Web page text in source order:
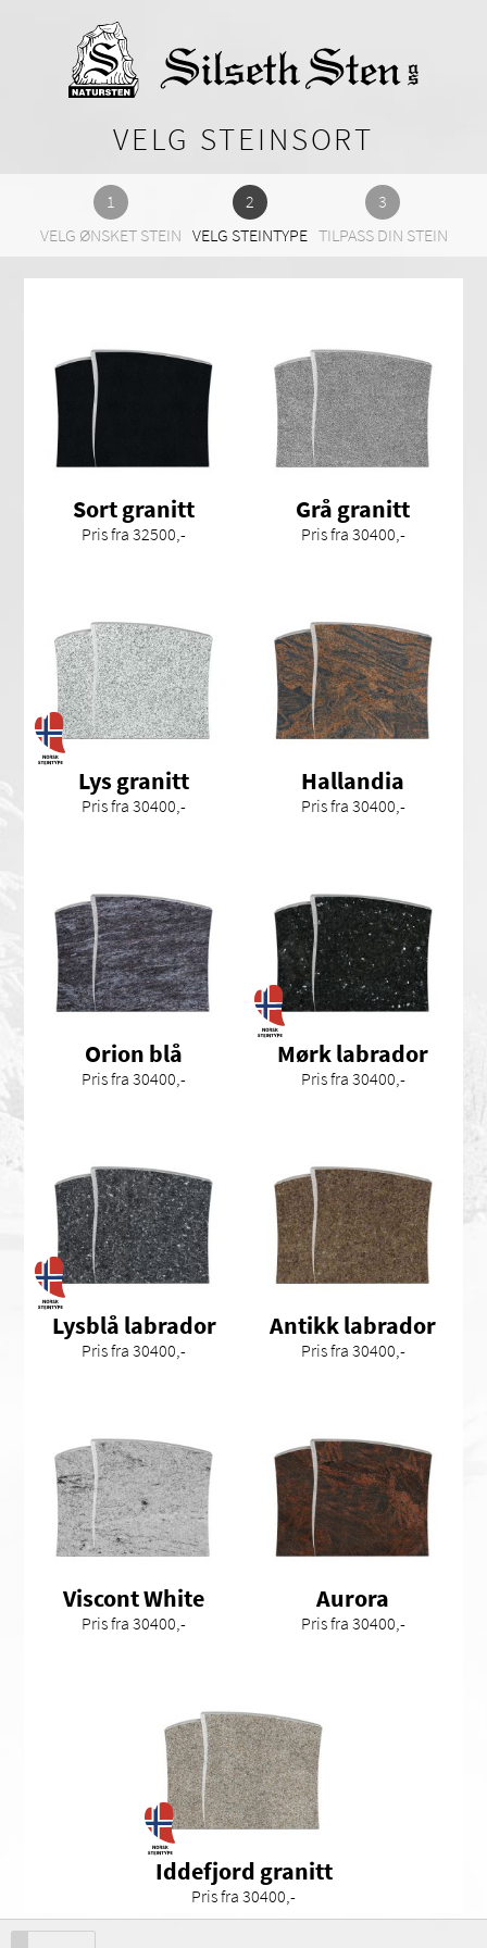
VELG STEINSORT
VELG ØNSKET STEIN VELG STEINTYPE TILPASS DIN STEIN
Sort granitt
Pris fra 32500,-
Grå granitt
Pris fra 30400,-
Lys granitt
Pris fra 30400,-
Hallandia
Pris fra 30400,-
Orion blå
Pris fra 30400,-
Mørk labrador
Pris fra 30400,-
Lysblå labrador
Pris fra 30400,-
Antikk labrador
Pris fra 30400,-
Viscont White
Pris fra 30400,-
Aurora
Pris fra 30400,-
Iddefjord granitt
Pris fra 30400,-